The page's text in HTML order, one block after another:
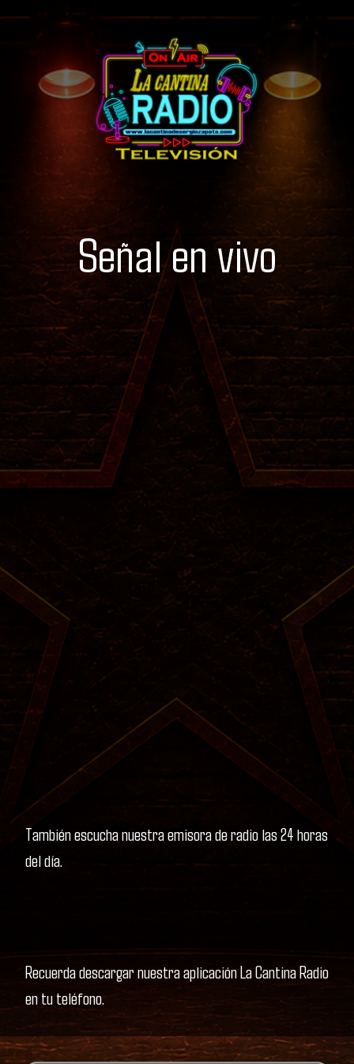
Señal en vivo
También escucha nuestra emisora de radio las 24 horas
del día.
Recuerda descargar nuestra aplicación La Cantina Radio
en tu teléfono.